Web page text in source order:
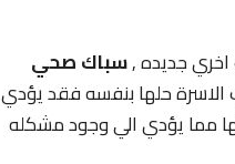
اخري جديده ,سباك صحي
الاسرة حلها بنفسه فقد يؤدي
مما يؤدي الي وجود مشكله